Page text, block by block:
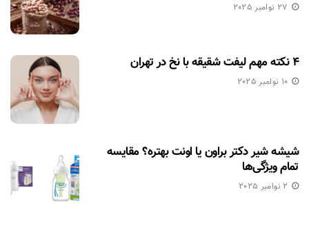
27 نوامبر 2025
۴ نکته مهم لیفت شقیقه با نخ در تهران
10 نوامبر 2025
شیشه شیر دکتر براون یا اونت بهتره؟ مقایسه
تمام ویژگی‌ها
2 نوامبر 2025